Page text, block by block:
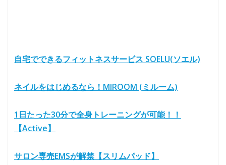
自宅でできるフィットネスサービス SOELU(ソエル)
ネイルをはじめるなら！MIROOM (ミルーム)
1日たった30分で全身トレーニングが可能！！
【Active】
サロン専売EMSが解禁【スリムパッド】